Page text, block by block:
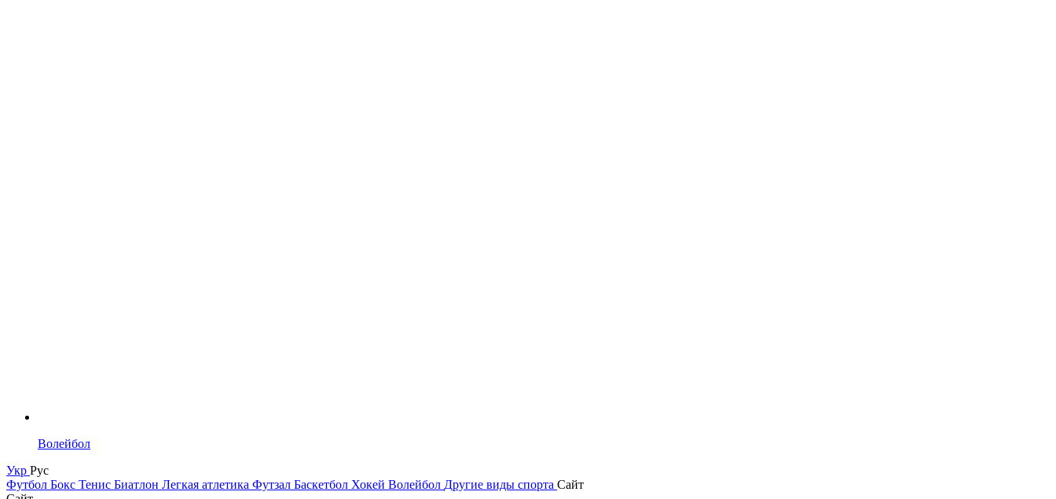
Волейбол
Укр Рус
Футбол Бокс Тенис Биатлон Легкая атлетика Футзал Баскетбол Хокей Волейбол Другие виды спорта Сайт